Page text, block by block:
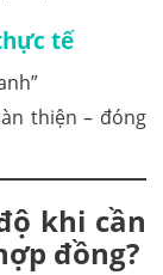
tế
thiện – đóng
khi cần
đồng?